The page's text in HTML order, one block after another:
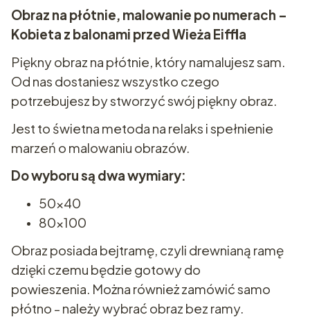
Obraz na płótnie, malowanie po numerach –
Kobieta z balonami przed Wieża Eiffla
Piękny obraz na płótnie, który namalujesz sam.
Od nas dostaniesz wszystko czego
potrzebujesz by stworzyć swój piękny obraz.
Jest to świetna metoda na relaks i spełnienie
marzeń o malowaniu obrazów.
Do wyboru są dwa wymiary:
50x40
80x100
Obraz posiada bejtramę, czyli drewnianą ramę
dzięki czemu będzie gotowy do
powieszenia. Można również zamówić samo
płótno - należy wybrać obraz bez ramy.